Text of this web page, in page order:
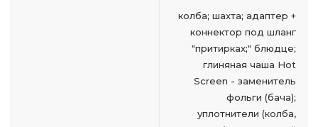
колба; шахта; адаптер +
коннектор под шланг
"притирках;" блюдце;
глиняная чаша Hot
Screen - заменитель
фольги (бача);
уплотнители (колба,